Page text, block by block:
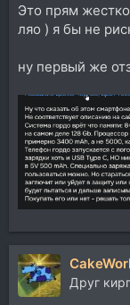
Это прям
ляо ) я бы не
ну первый же
Друг